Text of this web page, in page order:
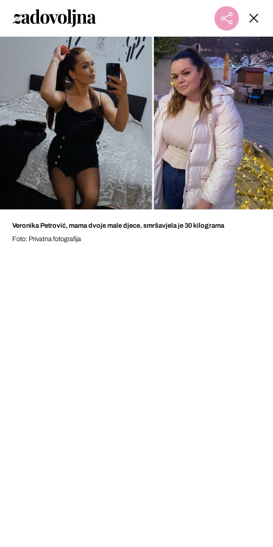
Veronika Petrović, mama dvoje male djece, smršavjela je 30 kilograma
Foto: Privatna fotografija